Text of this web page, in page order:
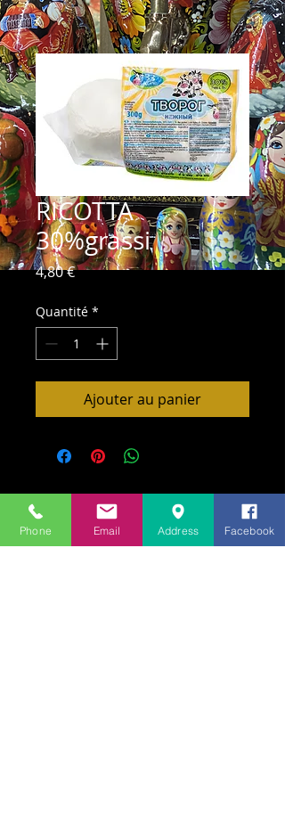
RICOTTA
30%grassi
4,80 €Prix
Quantité *
Ajouter au panier
Phone Email Address Facebook